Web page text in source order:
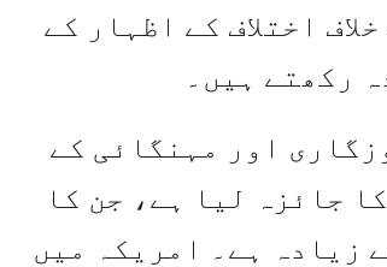
اختلاف کے اظہار کے
رکھتے ہیں۔
اور مہنگائی کے
کا جائزہ لیا ہے، جن کا
کا نصف سے زیادہ ہے۔ امریکہ میں